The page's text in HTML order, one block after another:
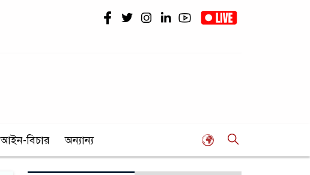
আইন-বিচার অন্যান্য